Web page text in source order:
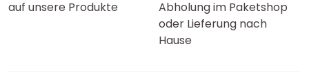
auf unsere Produkte
Abholung im Paketshop
oder Lieferung nach
Hause